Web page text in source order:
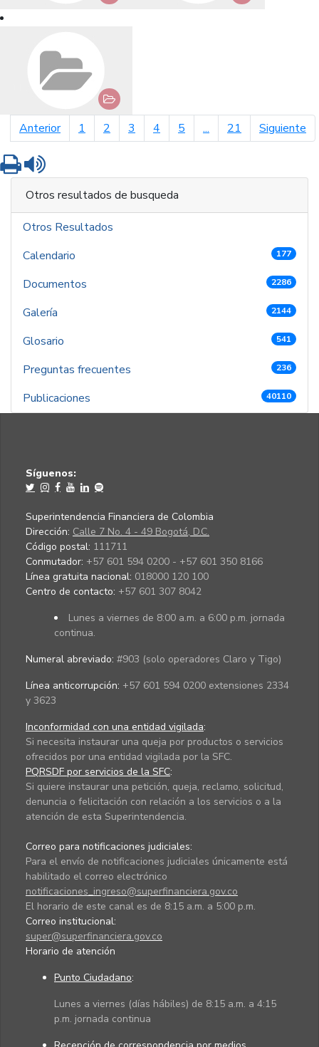
Anteriorpágina anterior
1 2 3 4 5 ... 21 Siguiente
Imprimir
Otros resultados de busqueda
Otros Resultados
Calendario
177
Documentos 2286
Galería 2144
Glosario 541
Preguntas frecuentes 236
Publicaciones 40110
Síguenos:
Superintendencia Financiera de Colombia
Dirección: Calle 7 No. 4 - 49 Bogotá, D.C.
Código postal: 111711
Conmutador: +57 601 594 0200 - +57 601 350 8166
Línea gratuita nacional: 018000 120 100
Centro de contacto: +57 601 307 8042
Lunes a viernes de 8:00 a.m. a 6:00 p.m. jornada
continua.
Numeral abreviado: #903 (solo operadores Claro y Tigo)
Línea anticorrupción: +57 601 594 0200 extensiones 2334
y 3623
Inconformidad con una entidad vigilada:
Si necesita instaurar una queja por productos o servicios
ofrecidos por una entidad vigilada por la SFC.
PQRSDF por servicios de la SFC:
Si quiere instaurar una petición, queja, reclamo, solicitud,
denuncia o felicitación con relación a los servicios o a la
atención de esta Superintendencia.
Correo para notificaciones judiciales:
Para el envío de notificaciones judiciales únicamente está
habilitado el correo electrónico
notificaciones_ingreso@superfinanciera.gov.co
El horario de este canal es de 8:15 a.m. a 5:00 p.m.
Correo institucional:
super@superfinanciera.gov.co
Horario de atención
Punto Ciudadano:
Lunes a viernes (días hábiles) de 8:15 a.m. a 4:15
p.m. jornada continua